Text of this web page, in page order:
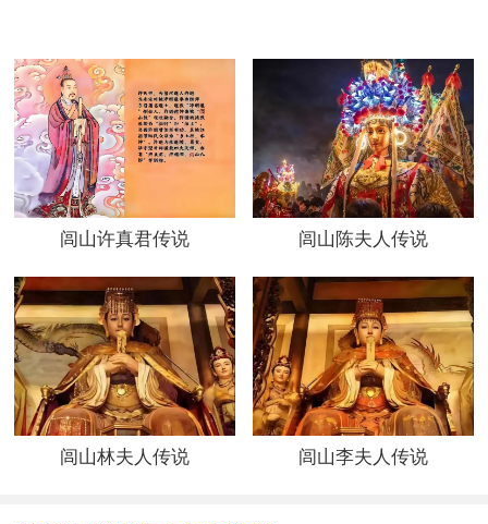
闾山许真君传说 闾山陈夫人传说
闾山林夫人传说 闾山李夫人传说